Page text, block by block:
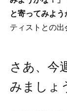
と寄ってみよう
ティストとの出
さあ、今
みましょ